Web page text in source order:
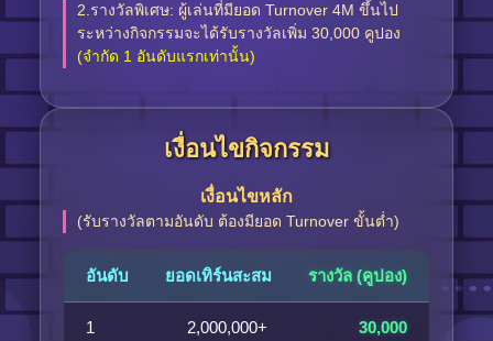
2.รางวัลพิเศษ: ผู้เล่นที่มียอด Turnover 4M ขึ้นไป
ระหว่างกิจกรรมจะได้รับรางวัลเพิ่ม 30,000 คูปอง
(จำกัด 1 อันดับแรกเท่านั้น)
เงื่อนไขกิจกรรม
เงื่อนไขหลัก
(รับรางวัลตามอันดับ ต้องมียอด Turnover ขั้นต่ำ)
อันดับ ยอดเทิร์นสะสม รางวัล (คูปอง)
1 2,000,000+ 30,000